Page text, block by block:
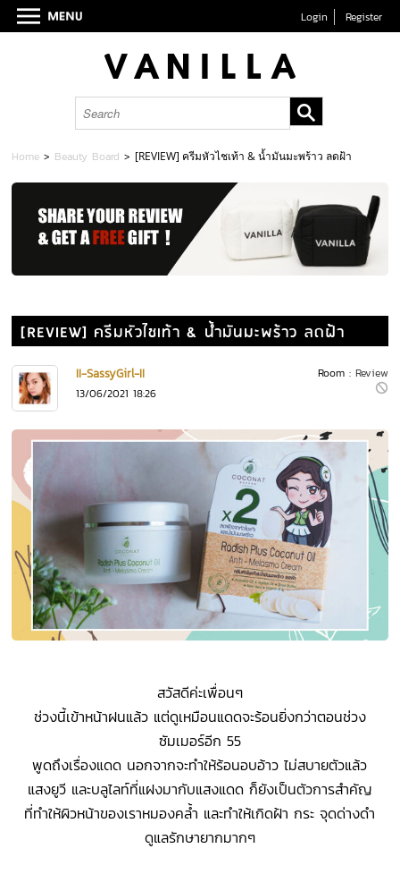
Login Register
Home > Beauty Board > [REVIEW] ครีมหัวไชเท้า & น้ำมันมะพร้าว ลดฝ้า
[REVIEW] ครีมหัวไชเท้า & น้ำมันมะพร้าว ลดฝ้า
Room : Review
II-SassyGirl-II
13/06/2021 18:26
สวัสดีค่ะเพื่อนๆ
ช่วงนี้เข้าหน้าฝนแล้ว แต่ดูเหมือนแดดจะร้อนยิ่งกว่าตอนช่วง
ซัมเมอร์อีก 55
พูดถึงเรื่องแดด นอกจากจะทำให้ร้อนอบอ้าว ไม่สบายตัวแล้ว
แสงยูวี และบลูไลท์ที่แฝงมากับแสงแดด ก็ยังเป็นตัวการสำคัญ
ที่ทำให้ผิวหน้าของเราหมองคล้ำ และทำให้เกิดฝ้า กระ จุดด่างดำ
ดูแลรักษายากมากๆ